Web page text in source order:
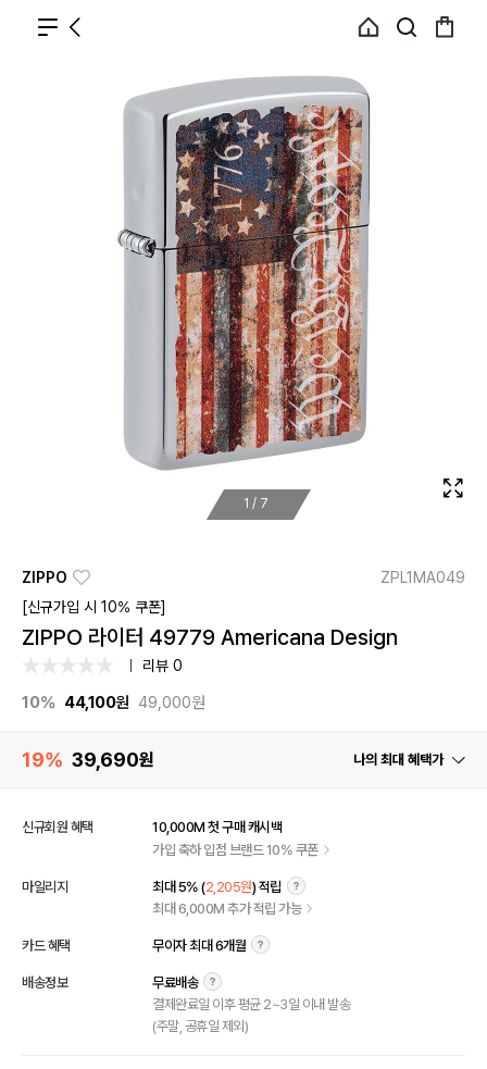
1 / 7
ZIPPO
ZPL1MA049
[신규가입 시 10% 쿠폰]
ZIPPO 라이터 49779 Americana Design
리뷰 0
10% 44,100원 49,000원
19% 39,690원 나의 최대 혜택가
신규회원 혜택
10,000M 첫 구매 캐시백
가입 축하 입점 브랜드 10% 쿠폰
마일리지 최대 5% (2,205원) 적립
최대 6,000M 추가 적립 가능
카드 혜택 무이자 최대 6개월
배송정보
무료배송
결제완료일 이후 평균 2~3일 이내 발송
(주말, 공휴일 제외)